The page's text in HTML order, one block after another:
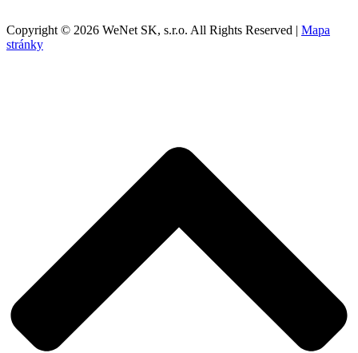
Copyright © 2026 WeNet SK, s.r.o. All Rights Reserved | Mapa
stránky